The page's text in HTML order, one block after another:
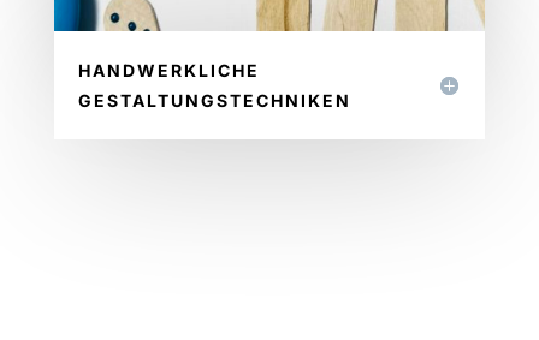
HANDWERKLICHE
GESTALTUNGSTECHNIKEN